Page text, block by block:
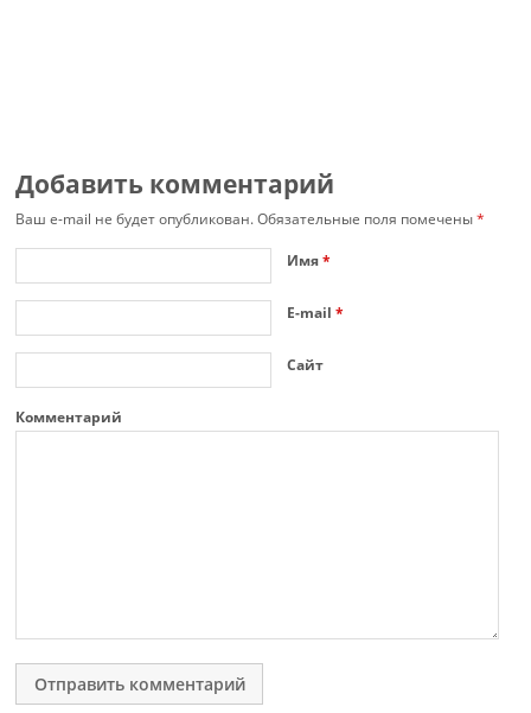
Добавить комментарий
Ваш e-mail не будет опубликован.Обязательные поля помечены*
Имя*
E-mail*
Сайт
Комментарий